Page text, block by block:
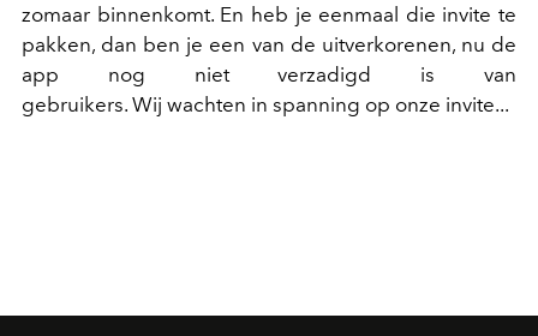
zomaar binnenkomt. En heb je eenmaal die invite te
pakken, dan ben je een van de uitverkorenen, nu de
app nog niet verzadigd is van
gebruikers. Wij wachten in spanning op onze invite...